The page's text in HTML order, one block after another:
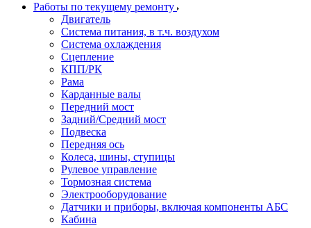
Работы по текущему ремонту
Двигатель
Система питания, в т.ч. воздухом
Система охлаждения
Сцепление
КПП/РК
Рама
Карданные валы
Передний мост
Задний/Средний мост
Подвеска
Передняя ось
Колеса, шины, ступицы
Рулевое управление
Тормозная система
Электрооборудование
Датчики и приборы, включая компоненты АБС
Кабина